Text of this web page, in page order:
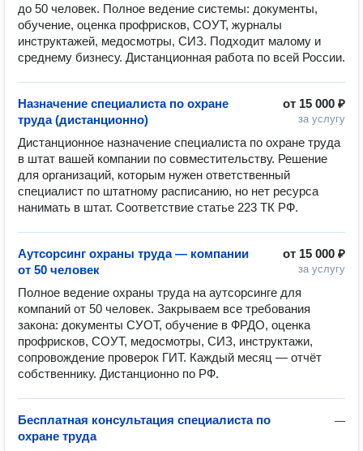
до 50 человек. Полное ведение системы: документы,
обучение, оценка профрисков, СОУТ, журналы
инструктажей, медосмотры, СИЗ. Подходит малому и
среднему бизнесу. Дистанционная работа по всей России.
от 15 000 ₽
за услугу
Назначение специалиста по охране
труда (дистанционно)
Дистанционное назначение специалиста по охране труда
в штат вашей компании по совместительству. Решение
для организаций, которым нужен ответственный
специалист по штатному расписанию, но нет ресурса
нанимать в штат. Соответствие статье 223 ТК РФ.
от 15 000 ₽
за услугу
Аутсорсинг охраны труда — компании
от 50 человек
Полное ведение охраны труда на аутсорсинге для
компаний от 50 человек. Закрываем все требования
закона: документы СУОТ, обучение в ФРДО, оценка
профрисков, СОУТ, медосмотры, СИЗ, инструктажи,
сопровождение проверок ГИТ. Каждый месяц — отчёт
собственнику. Дистанционно по РФ.
—
Бесплатная консультация специалиста по
охране труда